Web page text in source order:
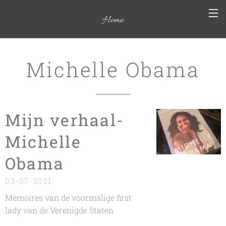
Home
Michelle Obama
Mijn verhaal-
Michelle
Obama
03-07-2021
Memoires van de voormalige first
lady van de Verenigde Staten.